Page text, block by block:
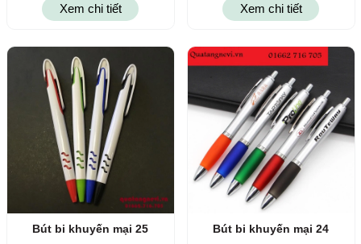
Xem chi tiết Xem chi tiết
Bút bi khuyến mại 25
Bút bi khuyến mại 24